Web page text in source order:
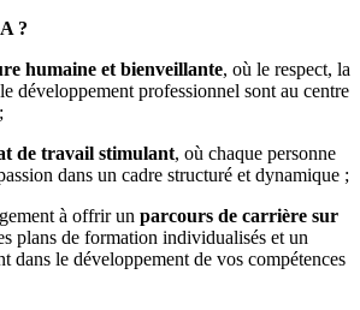
?
humaine et bienveillante, où le respect, la
développement professionnel sont au centre
de travail stimulant, où chaque personne
dans un cadre structuré et dynamique ;
à offrir un parcours de carrière sur
plans de formation individualisés et un
dans le développement de vos compétences